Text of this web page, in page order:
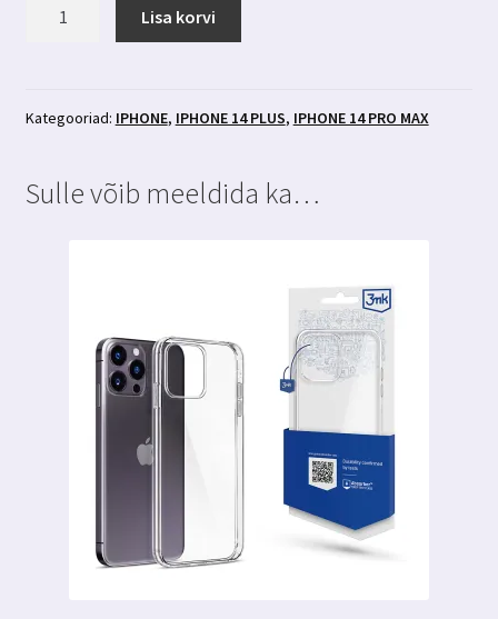
14
kaitseklaas
Lisa korvi
Kategooriad: IPHONE, IPHONE 14 PLUS, IPHONE 14 PRO MAX
Sulle võib meeldida ka…